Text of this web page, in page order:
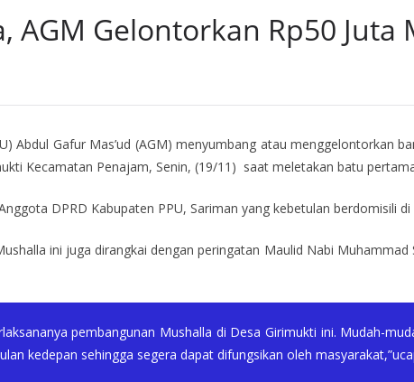
AGM Gelontorkan Rp50
Abdul Gafur Mas’ud (AGM) menyumbang atau menggelontorkan
Kecamatan Penajam, Senin, (19/11) saat meletakan batu
DPRD Kabupaten PPU, Sariman yang kebetulan berdomisili
ini juga dirangkai dengan peringatan Maulid Nabi
pembangunan Mushalla di Desa Girimukti ini. Mudah-
kedepan sehingga segera dapat difungsikan oleh